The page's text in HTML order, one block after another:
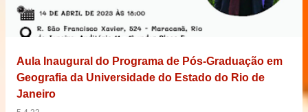
Aula Inaugural do Programa de Pós-Graduação em
Geografia da Universidade do Estado do Rio de
Janeiro